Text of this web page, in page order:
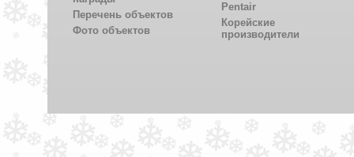
Перечень объектов
Фото объектов
Pentair
Корейские
производители